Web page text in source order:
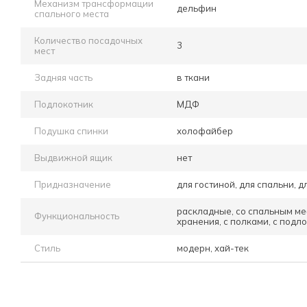
Механизм трансформации
спального места
дельфин
Количество посадочных
мест
3
Задняя часть в ткани
Подлокотник МДФ
Подушка спинки холофайбер
Выдвижной ящик нет
Придназначение для гостиной, для спальни,
Функциональность
раскладные, со спальным
хранения, с полками, с
Стиль модерн, хай-тек